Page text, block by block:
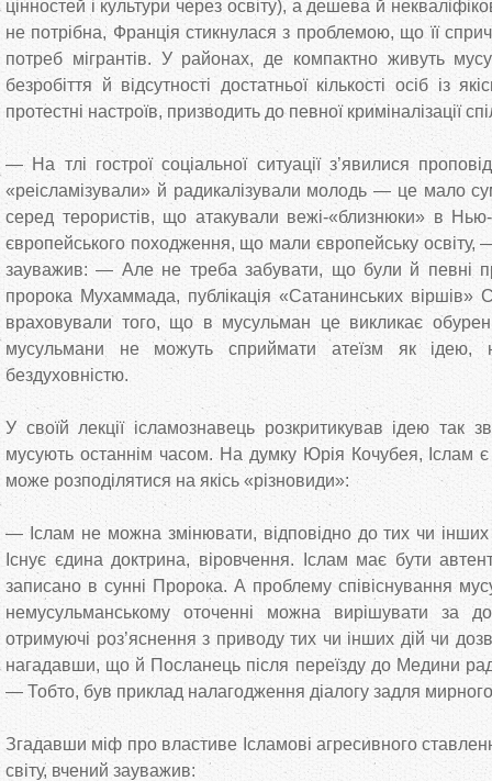
цінностей і культури через освіту), а дешева й
не потрібна, Франція стикнулася з проблемою, що її
потреб мігрантів. У районах, де компактно живуть
безробіття й відсутності достатньої кількості осіб із
протестні настроїв, призводить до певної криміналізації
— На тлі гострої соціальної ситуації з’явилися
«реісламізували» й радикалізували молодь — це мало
серед терористів, що атакували вежі-«близнюки» в
європейського походження, що мали європейську освіту,
зауважив: — Але не треба забувати, що були й певні
пророка Мухаммада, публікація «Сатанинських
враховували того, що в мусульман це викликає
мусульмани не можуть сприймати атеїзм як ідею,
бездуховністю.
У своїй лекції ісламознавець розкритикував ідею так
мусують останнім часом. На думку Юрія Кочубея, Іслам
може розподілятися на якісь «різновиди»:
— Іслам не можна змінювати, відповідно до тих чи інших
Існує єдина доктрина, віровчення. Іслам має бути
записано в сунні Пророка. А проблему співіснування
немусульманському оточенні можна вирішувати за
отримуючі роз’яснення з приводу тих чи інших дій чи
нагадавши, що й Посланець після переїзду до Медини
— Тобто, був приклад налагодження діалогу задля мирного
Згадавши міф про властиве Ісламові агресивного
світу, вчений зауважив: